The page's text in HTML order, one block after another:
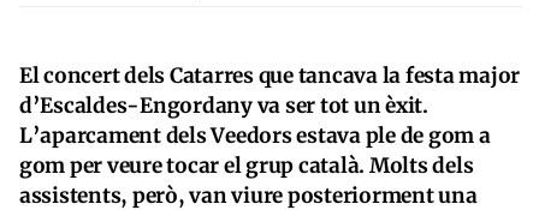
El concert dels Catarres que tancava la festa major
d’Escaldes-Engordany va ser tot un èxit.
L’aparcament dels Veedors estava ple de gom a
gom per veure tocar el grup català. Molts dels
assistents, però, van viure posteriorment una